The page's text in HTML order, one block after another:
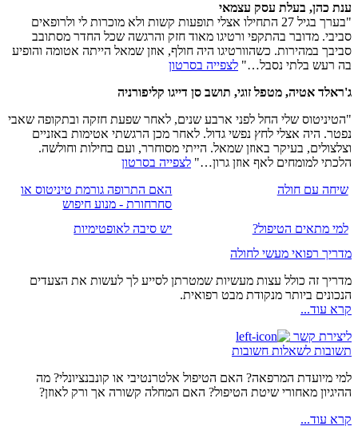
ענת כהן, בעלת עסק עצמאי
"בערך בגיל 27 התחילו אצלי תופעות קשות ולא מוכרות לי ולרופאים
סביבי. מדובר בהתקפי ורטיגו מאוד חזק והרגשה שכל החדר מסתובב
סביבך במהירות. כשהוורטיגו היה חולף, אוזן שמאל הייתה אטומה והופיע
בה רעש בלתי נסבל…" לצפייה בסרטון
ג'ראלד אטיה, מטפל זוגי, תושב סן דייגו קליפורניה
"הטיניטוס שלי החל לפני ארבע שנים, לאחר שפעת חזקה ובתקופה שאבי
נפטר. היה אצלי לחץ נפשי גדול. לאחר מכן הרגשתי אטימות באזניים
וצלצולים, בעיקר באוזן שמאל. הייתי מסוחרר, ועם בחילות וחולשה.
הלכתי למומחים לאף אוזן גרון…" לצפייה בסרטון
האם התרופה גורמת טיניטוס או
סחרחורת - מנוע חיפוש
שיחה עם חולה
יש סיבה לאופטימיות
למי מתאים הטיפול?
מדריך רפואי מעשי לחולה
מדריך זה כולל עצות מעשיות שמטרתן לסייע לך לעשות את הצעדים
הנכונים ביותר מנקודת מבט רפואית.
קרא עוד...
ליצירת קשר
תשובות לשאלות חשובות
למי מיועדת המרפאה? האם הטיפול אלטרנטיבי או קונבנציונלי? מה
ההיגיון מאחורי שיטת הטיפול? האם המחלה קשורה אך ורק לאוזן?
קרא עוד...